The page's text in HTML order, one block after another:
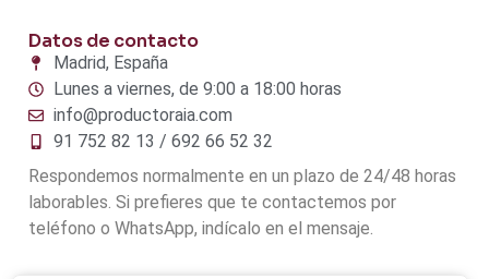
Datos de contacto
Madrid, España
Lunes a viernes, de 9:00 a 18:00 horas
info@productoraia.com
91 752 82 13 / 692 66 52 32
Respondemos normalmente en un plazo de 24/48 horas
laborables. Si prefieres que te contactemos por
teléfono o WhatsApp, indícalo en el mensaje.